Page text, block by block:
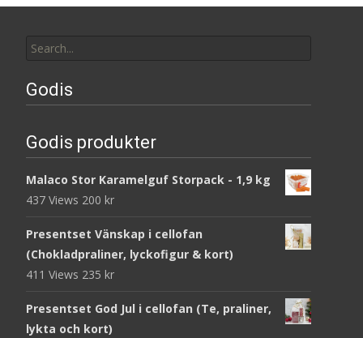
for:
Godis
Godis produkter
Malaco Stor Karamelguf Storpack - 1,9 kg
437 Views 200 kr
Presentset Vänskap i cellofan
(Chokladpraliner, lyckofigur & kort)
411 Views 235 kr
Presentset God Jul i cellofan (Te, praliner,
lykta och kort)